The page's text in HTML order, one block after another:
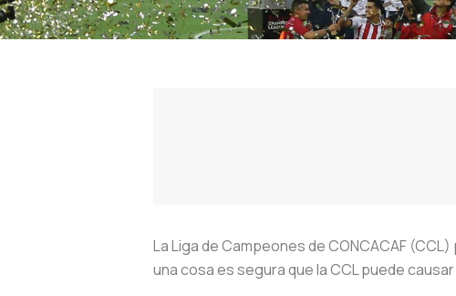
La Liga de Campeones de CONCACAF
una cosa es segura que la CCL puede